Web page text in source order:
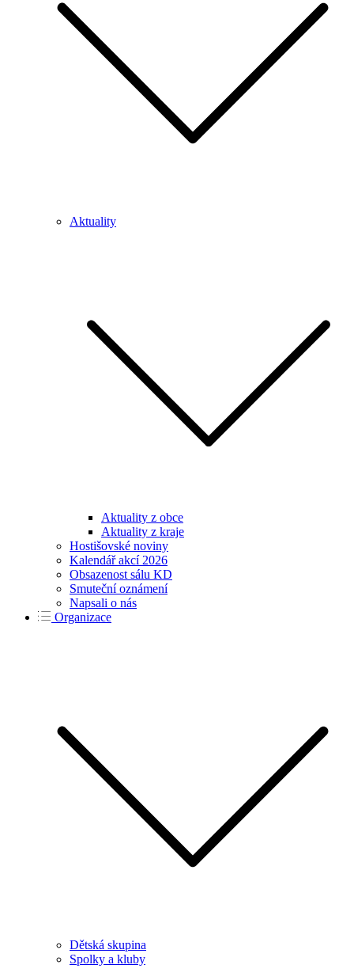
Aktuality
Aktuality z obce
Aktuality z kraje
Hostišovské noviny
Kalendář akcí 2026
Obsazenost sálu KD
Smuteční oznámení
Napsali o nás
Organizace
Dětská skupina
Spolky a kluby